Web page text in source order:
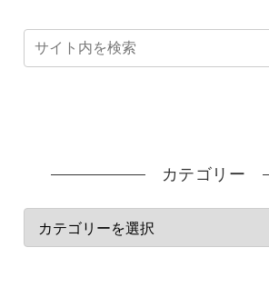
カテゴリー